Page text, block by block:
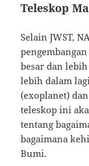
Teleskop
Selain JWST,
besar dan
lebih dalam
(exoplanet)
teleskop ini
tentang
bagaimana
Bumi.